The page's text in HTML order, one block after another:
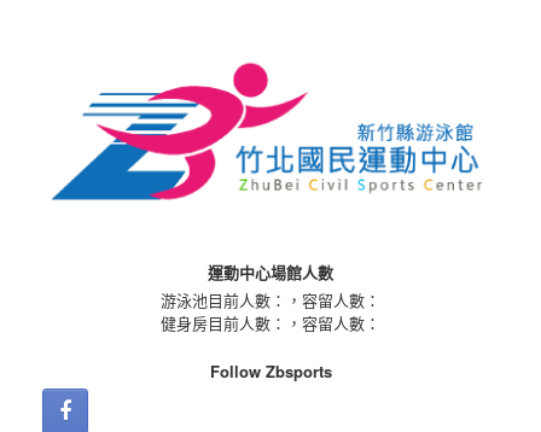
運動中心場館人數
游泳池目前人數：
，容留人數：
健身房目前人數：
，容留人數：
Follow Zbsports